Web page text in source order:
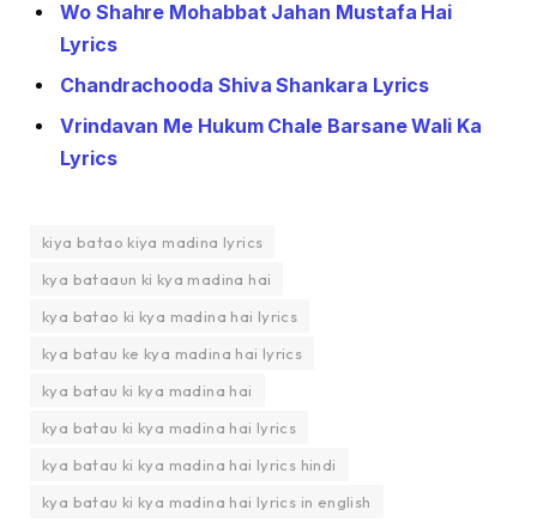
Wo Shahre Mohabbat Jahan Mustafa Hai
Lyrics
Chandrachooda Shiva Shankara Lyrics
Vrindavan Me Hukum Chale Barsane Wali Ka
Lyrics
kiya batao kiya madina lyrics
kya bataaun ki kya madina hai
kya batao ki kya madina hai lyrics
kya batau ke kya madina hai lyrics
kya batau ki kya madina hai
kya batau ki kya madina hai lyrics
kya batau ki kya madina hai lyrics hindi
kya batau ki kya madina hai lyrics in english